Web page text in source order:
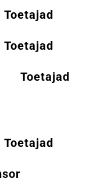
Toetajad
Toetajad
Toetajad
Toetajad